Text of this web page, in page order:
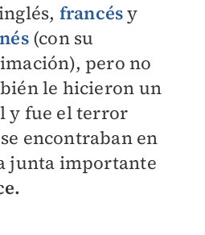
francésy
(con su
pero no
le hicieron un
y fue el terror
encontraban en
junta importante